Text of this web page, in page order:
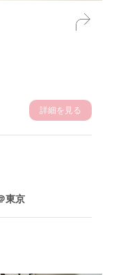
詳細を見る
東京